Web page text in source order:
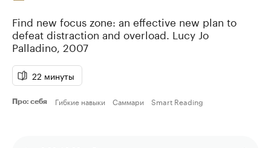
Find new focus zone: an effective new plan to
defeat distraction and overload. Lucy Jo
Palladino 2007
22 минуты
Про: себя Гибкие навыки Саммари Smart Reading